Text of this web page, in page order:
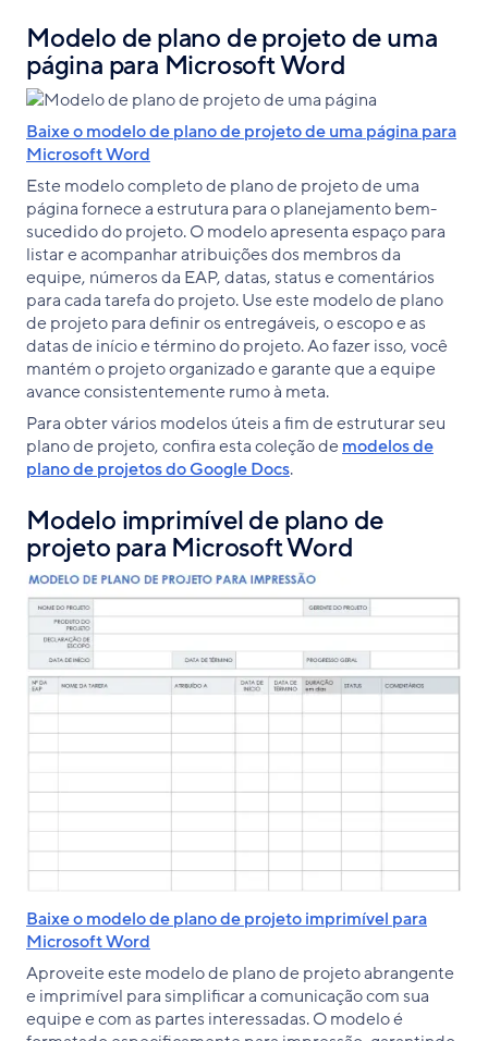
Modelo de plano de projeto de uma
página para Microsoft Word
Baixe o modelo de plano de projeto de uma página para
Microsoft Word
Este modelo completo de plano de projeto de uma
página fornece a estrutura para o planejamento bem-
sucedido do projeto. O modelo apresenta espaço para
listar e acompanhar atribuições dos membros da
equipe, números da EAP, datas, status e comentários
para cada tarefa do projeto. Use este modelo de plano
de projeto para definir os entregáveis, o escopo e as
datas de início e término do projeto. Ao fazer isso, você
mantém o projeto organizado e garante que a equipe
avance consistentemente rumo à meta.
Para obter vários modelos úteis a fim de estruturar seu
plano de projeto, confira esta coleção demodelos de
plano de projetos do Google Docs.
Modelo imprimível de plano de
projeto para Microsoft Word
Baixe o modelo de plano de projeto imprimível para
Microsoft Word
Aproveite este modelo de plano de projeto abrangente
e imprimível para simplificar a comunicação com sua
equipe e com as partes interessadas. O modelo é